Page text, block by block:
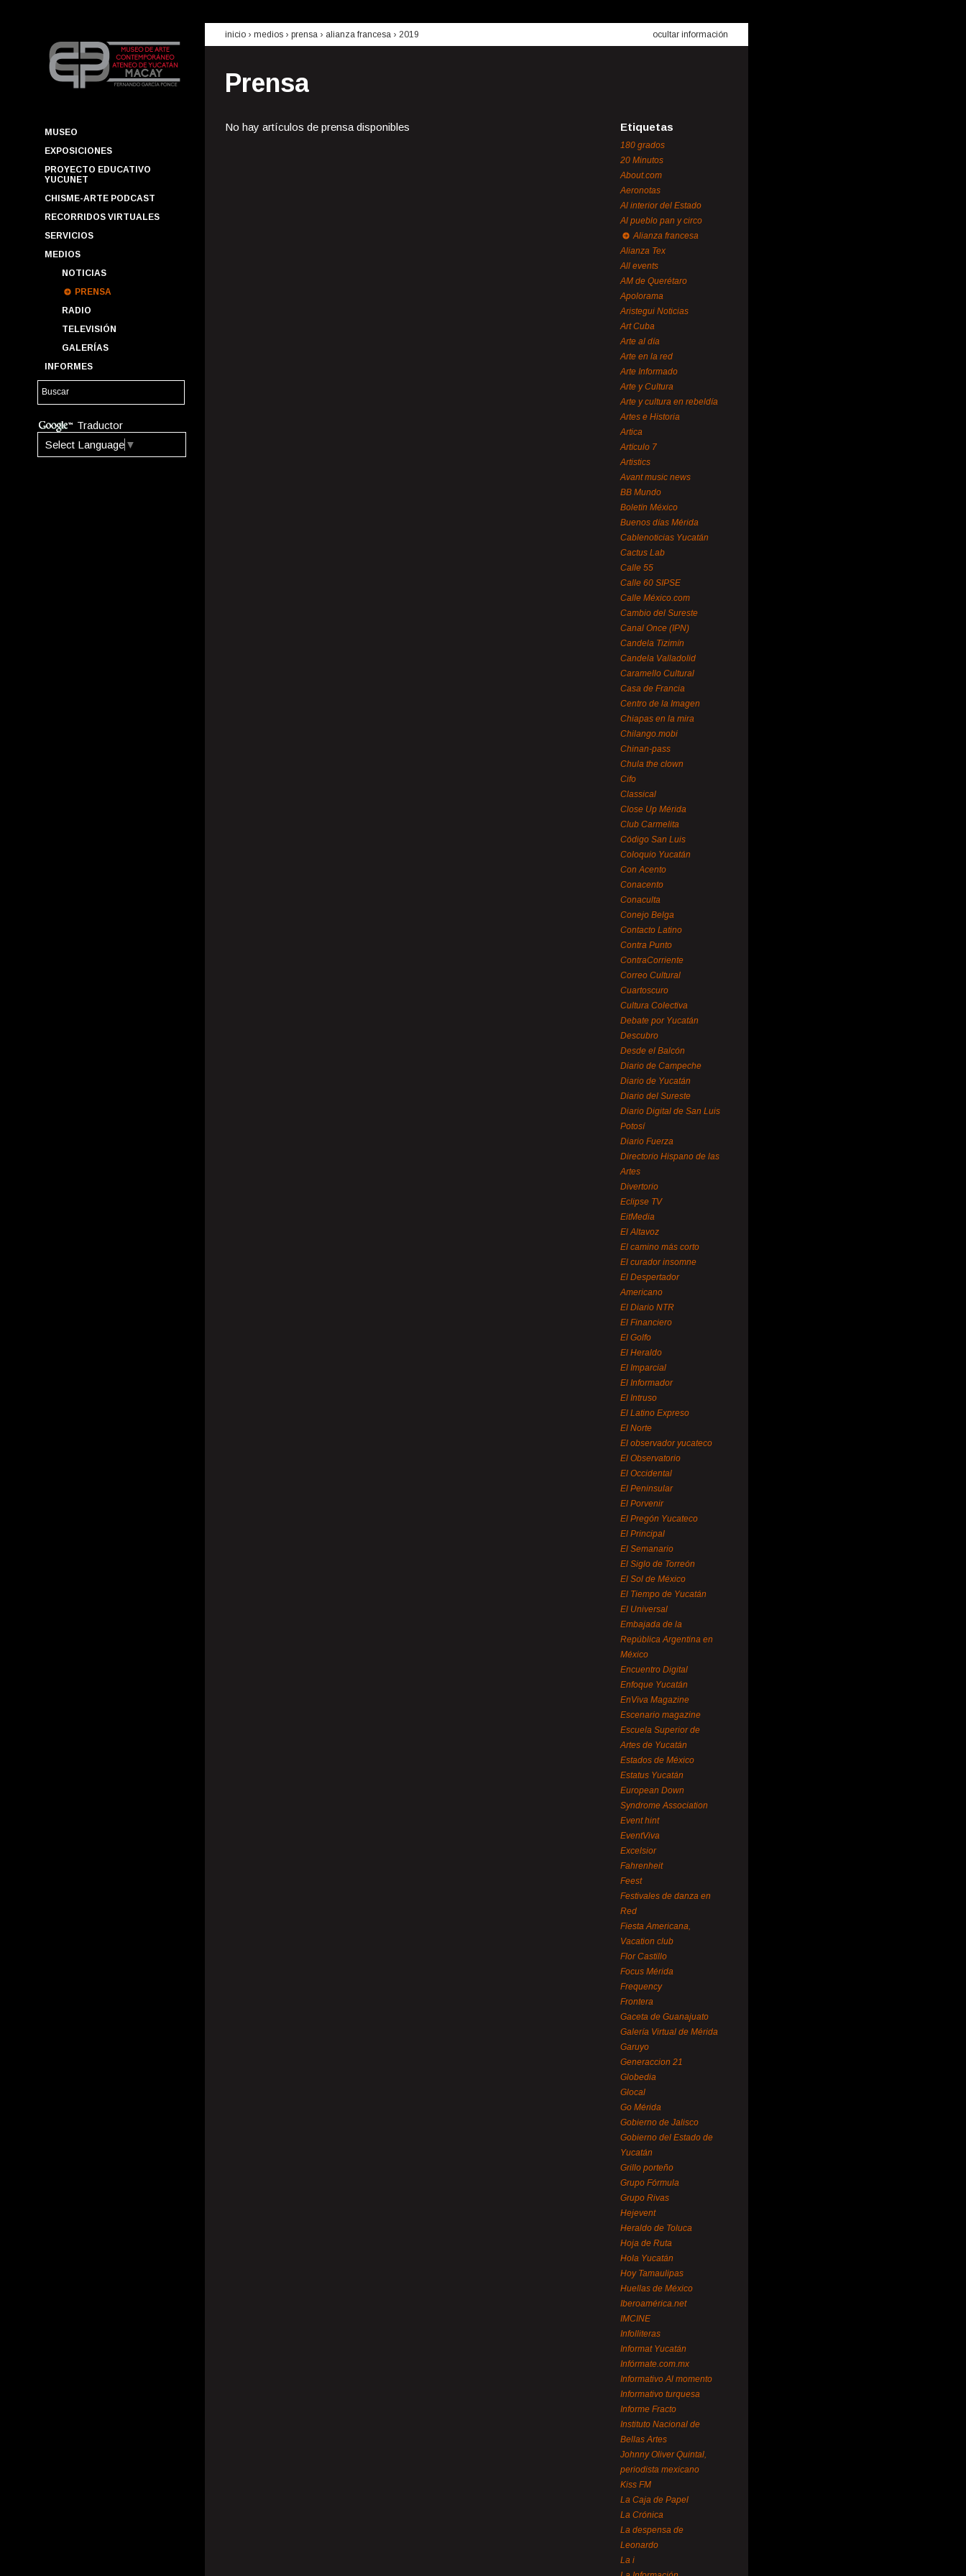
MUSEO
EXPOSICIONES
PROYECTO EDUCATIVO
YUCUNET
CHISME-ARTE PODCAST
RECORRIDOS VIRTUALES
SERVICIOS
MEDIOS
NOTICIAS
PRENSA
RADIO
TELEVISIÓN
GALERÍAS
INFORMES
Traductor
Select Language ▼
inicio › medios › prensa › alianza francesa › 2019 ocultar información
Prensa
No hay artículos de prensa disponibles Etiquetas
180 grados
20 Minutos
About.com
Aeronotas
Al interior del Estado
Al pueblo pan y circo
Alianza francesa
Alianza Tex
All events
AM de Querétaro
Apolorama
Aristegui Noticias
Art Cuba
Arte al día
Arte en la red
Arte Informado
Arte y Cultura
Arte y cultura en rebeldía
Artes e Historia
Artica
Artículo 7
Artistics
Avant music news
BB Mundo
Boletín México
Buenos días Mérida
Cablenoticias Yucatán
Cactus Lab
Calle 55
Calle 60 SIPSE
Calle México.com
Cambio del Sureste
Canal Once (IPN)
Candela Tizimín
Candela Valladolid
Caramello Cultural
Casa de Francia
Centro de la Imagen
Chiapas en la mira
Chilango.mobi
Chinan-pass
Chula the clown
Cifo
Classical
Close Up Mérida
Club Carmelita
Código San Luis
Coloquio Yucatán
Con Acento
Conacento
Conaculta
Conejo Belga
Contacto Latino
Contra Punto
ContraCorriente
Correo Cultural
Cuartoscuro
Cultura Colectiva
Debate por Yucatán
Descubro
Desde el Balcón
Diario de Campeche
Diario de Yucatán
Diario del Sureste
Diario Digital de San Luis
Potosí
Diario Fuerza
Directorio Hispano de las
Artes
Divertorio
Eclipse TV
EitMedia
El Altavoz
El camino más corto
El curador insomne
El Despertador
Americano
El Diario NTR
El Financiero
El Golfo
El Heraldo
El Imparcial
El Informador
El Intruso
El Latino Expreso
El Norte
El observador yucateco
El Observatorio
El Occidental
El Peninsular
El Porvenir
El Pregón Yucateco
El Principal
El Semanario
El Siglo de Torreón
El Sol de México
El Tiempo de Yucatán
El Universal
Embajada de la
República Argentina en
México
Encuentro Digital
Enfoque Yucatán
EnViva Magazine
Escenario magazine
Escuela Superior de
Artes de Yucatán
Estados de México
Estatus Yucatán
European Down
Syndrome Association
Event hint
EventViva
Excelsior
Fahrenheit
Feest
Festivales de danza en
Red
Fiesta Americana,
Vacation club
Flor Castillo
Focus Mérida
Frequency
Frontera
Gaceta de Guanajuato
Galería Virtual de Mérida
Garuyo
Generaccion 21
Globedia
Glocal
Go Mérida
Gobierno de Jalisco
Gobierno del Estado de
Yucatán
Grillo porteño
Grupo Fórmula
Grupo Rivas
Hejevent
Heraldo de Toluca
Hoja de Ruta
Hola Yucatán
Hoy Tamaulipas
Huellas de México
Iberoamérica.net
IMCINE
Infolliteras
Informat Yucatán
Infórmate.com.mx
Informativo Al momento
Informativo turquesa
Informe Fracto
Instituto Nacional de
Bellas Artes
Johnny Oliver Quintal,
periodista mexicano
Kiss FM
La Caja de Papel
La Crónica
La despensa de
Leonardo
La i